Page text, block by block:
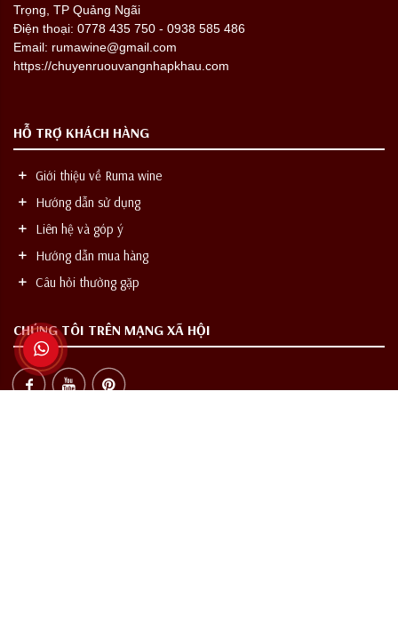
Trọng, TP Quảng Ngãi
Điện thoại: 0778 435 750 - 0938 585 486
Email: rumawine@gmail.com
https://chuyenruouvangnhapkhau.com
HỖ TRỢ KHÁCH HÀNG
Giới thiệu về Ruma wine
Hướng dẫn sử dụng
Liên hệ và góp ý
Hướng dẫn mua hàng
Câu hỏi thường gặp
CHÚNG TÔI TRÊN MẠNG XÃ HỘI